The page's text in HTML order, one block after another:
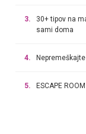
3.
30+ tipov na
sami doma
4.
5. ESCAPE